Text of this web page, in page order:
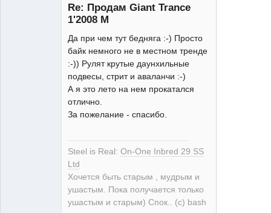
Re: Продам Giant Trance
1'2008 M
Да при чем тут бедняга :-) Просто
байк немного не в местном тренде
:-)) Рулят крутые даунхильные
подвесы, стрит и аваланчи :-)
А я это лето на нем прокатался
отлично.
За пожелание - спасибо.
Steel is Real: On-One Inbred 29 SS
Ltd
Хочется быть старым , мудрым и
ушастым. Пока получается только
ушастым и старым) Спок.. (с) bash